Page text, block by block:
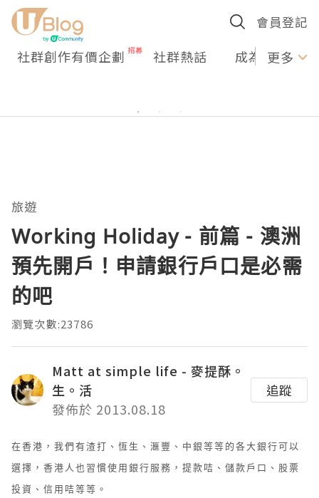
會員登記
社群創作有價企劃 社群熱話 成為U更多
旅遊
Working Holiday - 前篇 - 澳洲
預先開戶！申請銀行戶口是必需
的吧
瀏覽次數:23786
Matt at simple life - 麥提酥。
生。活
發佈於 2013.08.18
追蹤
在香港，我們有渣打、恆生、滙豐、中銀等等的各大銀行可以
選擇，香港人也習慣使用銀行服務，提款咭、儲款戶口、股票
投資、信用咭等等。